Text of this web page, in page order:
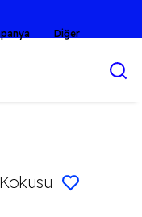
Diğer